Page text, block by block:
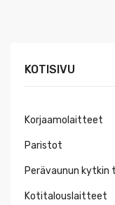
KOTISIVU
Korjaamolaitteet
Paristot
Perävaunun kytkin
Kotitalouslaitteet